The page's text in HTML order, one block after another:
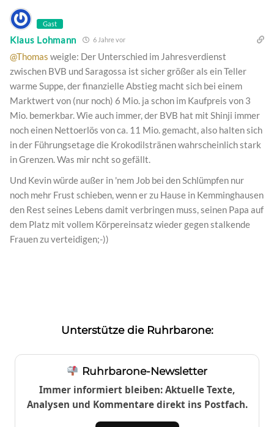
Gast
Klaus Lohmann 6 Jahre vor
@Thomas weigle: Der Unterschied im Jahresverdienst
zwischen BVB und Saragossa ist sicher größer als ein Teller
warme Suppe, der finanzielle Abstieg macht sich bei einem
Marktwert von (nur noch) 6 Mio. ja schon im Kaufpreis von 3
Mio. bemerkbar. Wie auch immer, der BVB hat mit Shinji immer
noch einen Nettoerlös von ca. 11 Mio. gemacht, also halten sich
in der Führungsetage die Krokodilstränen wahrscheinlich stark
in Grenzen. Was mir ncht so gefällt.
Und Kevin würde außer in 'nem Job bei den Schlümpfen nur
noch mehr Frust schieben, wenn er zu Hause in Kemminghausen
den Rest seines Lebens damit verbringen muss, seinen Papa auf
dem Platz mit vollem Körpereinsatz wieder gegen stalkende
Frauen zu verteidigen;-))
Unterstütze die Ruhrbarone:
Ruhrbarone-Newsletter
Immer informiert bleiben: Aktuelle Texte,
Analysen und Kommentare direkt ins Postfach.